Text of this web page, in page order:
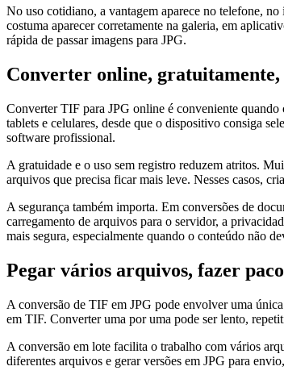
No uso cotidiano, a vantagem aparece no telefone,
costuma aparecer corretamente na galeria, em
rápida de passar imagens para JPG.
Converter online,
Converter TIF para JPG online é conveniente
tablets e celulares, desde que o dispositivo consiga
software profissional.
A gratuidade e o uso sem registro reduzem atritos.
arquivos que precisa ficar mais leve. Nesses casos,
A segurança também importa. Em conversões de
carregamento de arquivos para o servidor, a
mais segura, especialmente quando o conteúdo não
Pegar vários arquivos, fazer
A conversão de TIF em JPG pode envolver uma
em TIF. Converter uma por uma pode ser lento,
A conversão em lote facilita o trabalho com vários
diferentes arquivos e gerar versões em JPG para